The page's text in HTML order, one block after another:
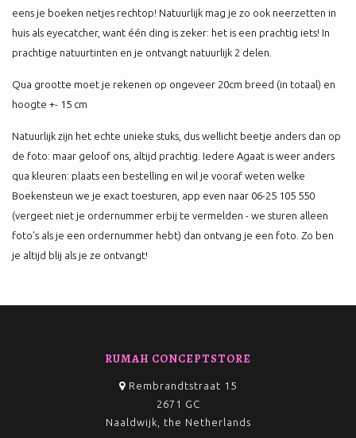
eens je boeken netjes rechtop! Natuurlijk mag je zo ook neerzetten in
huis als eyecatcher, want één ding is zeker: het is een prachtig iets! In
prachtige natuurtinten en je ontvangt natuurlijk 2 delen.
Qua grootte moet je rekenen op ongeveer 20cm breed (in totaal) en
hoogte +- 15 cm
Natuurlijk zijn het echte unieke stuks, dus wellicht beetje anders dan op
de foto: maar geloof ons, altijd prachtig. Iedere Agaat is weer anders
qua kleuren: plaats een bestelling en wil je vooraf weten welke
Boekensteun we je exact toesturen, app even naar 06-25 105 550
(vergeet niet je ordernummer erbij te vermelden - we sturen alleen
foto's als je een ordernummer hebt) dan ontvang je een foto. Zo ben
je altijd blij als je ze ontvangt!
RUMAH CONCEPTSTORE
Rembrandtstraat 15
2671 GC
Naaldwijk, the Netherlands